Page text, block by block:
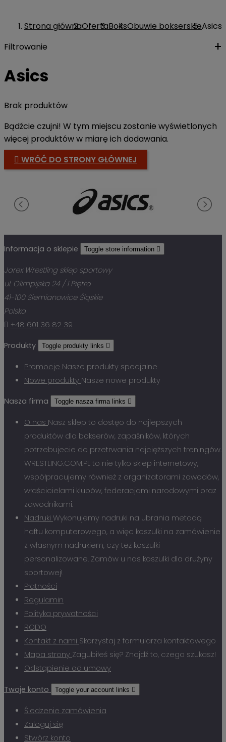
Strona głównaOfertaBoksObuwie bokserskieAsics
Filtrowanie
Asics
Brak produktów
Bądźcie czujni! W tym miejscu zostanie wyświetlonych
więcej produktów w miarę ich dodawania.
 WRÓĆ DO STRONY GŁÓWNEJ
Informacja o sklepie Toggle store information 
Jarex Wrestling sklep sportowy
ul. Olimpijska 24 / I Piętro
41-100 Siemianowice Śląskie
Polska
 +48 601 36 82 39
Produkty Toggle produkty links 
Promocje Nasze produkty specjalne
Nowe produkty Nasze nowe produkty
Nasza firma Toggle nasza firma links 
O nas Nasz sklep to dostęo do najlepszych
produktów dla bokserów, zapaśników, których
potrzebujecie do przetrwania najcięższych treningów.
WRESTLING.COM.PL to nie tylko sklep internetowy,
współpracujemy również z organizatorami zawodów,
właścicielami klubów, federacjami narodowymi oraz
zawodnikami.
Nadruki Wykonujemy nadruki na ubrania metodą
haftu komputerowego, a więc koszulki na zamówienie
z własnym nadrukiem, czy też koszulki
personalizowane. Zamów u nas koszulki dla drużyny
sportowej!
Płatności
Regulamin
Polityka prywatności
RODO
Kontakt z nami Skorzystaj z formularza kontaktowego
Mapa strony Zagubiłeś się? Znajdź to, czego szukasz!
Odstąpienie od umowy
Twoje konto Toggle your account links 
Śledzenie zamówienia
Zaloguj się
Stwórz konto